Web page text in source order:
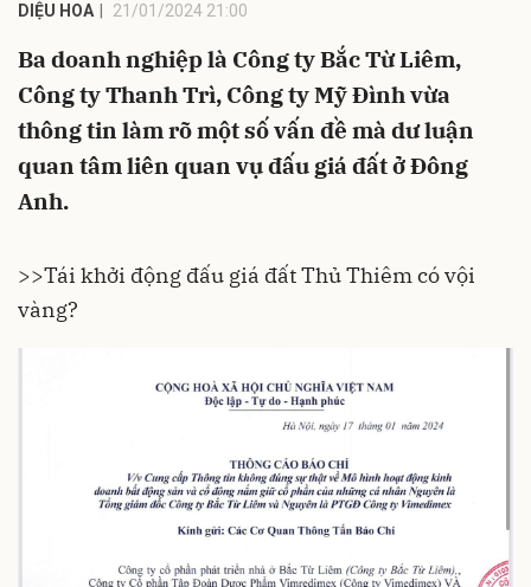
DIỆU HOA 21/01/2024 21:00
Ba doanh nghiệp là Công ty Bắc Từ Liêm,
Công ty Thanh Trì, Công ty Mỹ Đình vừa
thông tin làm rõ một số vấn đề mà dư luận
quan tâm liên quan vụ đấu giá đất ở Đông
Anh.
>>Tái khởi động đấu giá đất Thủ Thiêm có vội
vàng?
Hủy